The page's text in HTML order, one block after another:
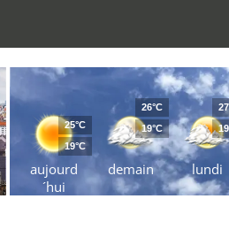
aujourd
´hui
25°C
19°C
demain
26°C
19°C
lundi